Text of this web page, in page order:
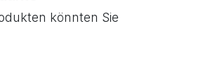
könnten Sie